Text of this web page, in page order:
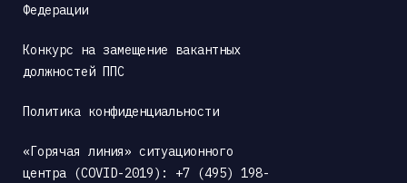
Федерации
Конкурс на замещение вакантных
должностей ППС
Политика конфиденциальности
«Горячая линия» ситуационного
центра (COVID-2019): +7 (495) 198-